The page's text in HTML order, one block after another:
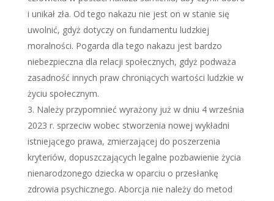
i unikał zła. Od tego nakazu nie jest on w stanie się
uwolnić, gdyż dotyczy on fundamentu ludzkiej
moralności. Pogarda dla tego nakazu jest bardzo
niebezpieczna dla relacji społecznych, gdyż podważa
zasadność innych praw chroniących wartości ludzkie w
życiu społecznym.
Należy przypomnieć wyrażony już w dniu 4 września
2023 r. sprzeciw wobec stworzenia nowej wykładni
istniejącego prawa, zmierzającej do poszerzenia
kryteriów, dopuszczających legalne pozbawienie życia
nienarodzonego dziecka w oparciu o przesłankę
zdrowia psychicznego. Aborcja nie należy do metod